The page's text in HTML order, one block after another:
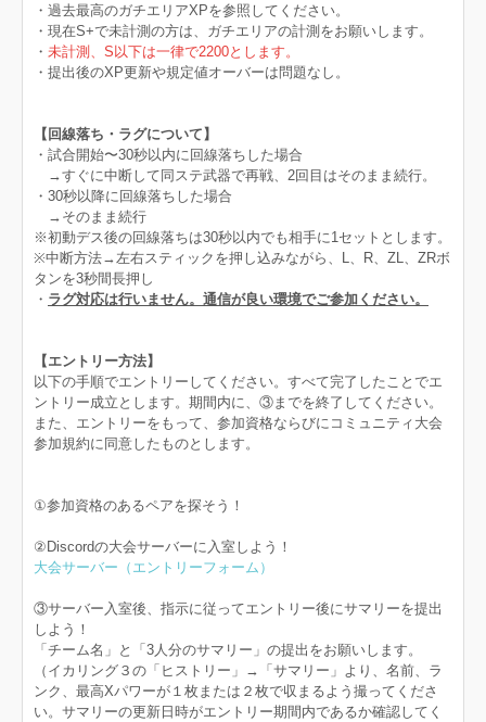
・過去最高のガチエリアXPを参照してください。
・現在S+で未計測の方は、ガチエリアの計測をお願いします。
・ 未計測、S以下は一律で2200とします。
・提出後のXP更新や規定値オーバーは問題なし。
【回線落ち・ラグについて】
・試合開始〜30秒以内に回線落ちした場合
→すぐに中断して同ステ武器で再戦、2回目はそのまま続行。
・30秒以降に回線落ちした場合
→そのまま続行
※初動デス後の回線落ちは30秒以内でも相手に1セットとします。
※中断方法→左右スティックを押し込みながら、L、R、ZL、ZRボ
タンを3秒間長押し
・ ラグ対応は行いません。通信が良い環境でご参加ください。
【エントリー方法】
以下の手順でエントリーしてください。すべて完了したことでエ
ントリー成立とします。期間内に、③までを終了してください。
また、エントリーをもって、参加資格ならびにコミュニティ大会
参加規約に同意したものとします。
①参加資格のあるペアを探そう！
②Discordの大会サーバーに入室しよう！
大会サーバー（エントリーフォーム）
③サーバー入室後、指示に従ってエントリー後にサマリーを提出
しよう！
「チーム名」と「3人分のサマリー」の提出をお願いします。
（イカリング３の「ヒストリー」→「サマリー」より、名前、ラ
ンク、最高Xパワーが１枚または２枚で収まるよう撮ってくださ
い。サマリーの更新日時がエントリー期間内であるか確認してく